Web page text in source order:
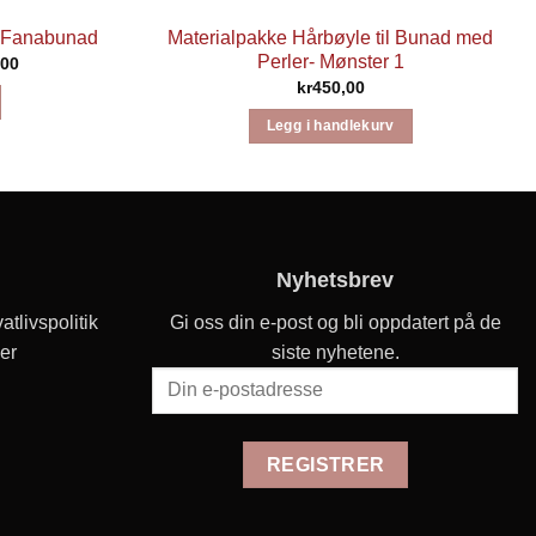
Prisområde:
Materialpakke Hårbøyle til Bunad med
Perler- Mønster 1
kr450,00
Legg i handlekurv
Nyhetsbrev
Gi oss din e-post og bli oppdatert på de
siste nyhetene.